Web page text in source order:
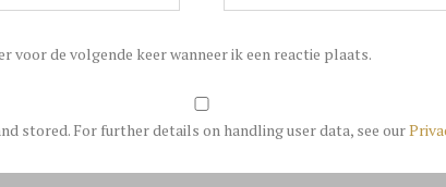
voor de volgende keer wanneer ik een reactie plaats.
stored. For further details on handling user data, see our